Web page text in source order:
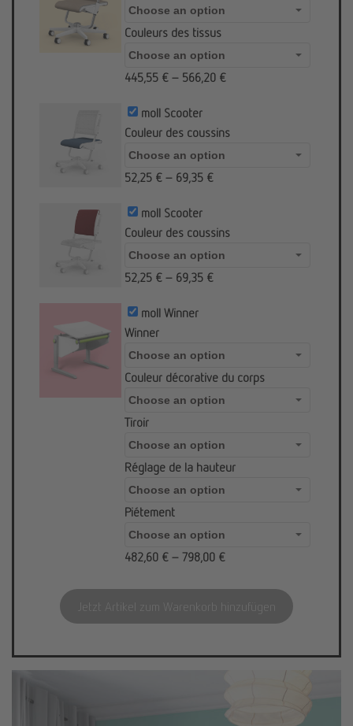
Couleurs des tissus
445,55 € – 566,20 €
moll Scooter
Couleur des coussins
52,25 € – 69,35 €
moll Scooter
Couleur des coussins
52,25 € – 69,35 €
moll Winner
Winner
Couleur décorative du corps
Tiroir
Réglage de la hauteur
Piétement
482,60 € – 798,00 €
Jetzt Artikel zum Warenkorb hinzufügen